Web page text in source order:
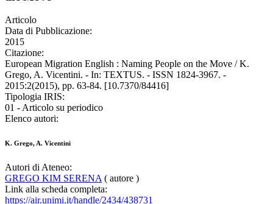
Articolo
Data di Pubblicazione:
2015
Citazione:
European Migration English : Naming People on the Move / K.
Grego, A. Vicentini. - In: TEXTUS. - ISSN 1824-3967. -
2015:2(2015), pp. 63-84. [10.7370/84416]
Tipologia IRIS:
01 - Articolo su periodico
Elenco autori:
K. Grego, A. Vicentini
Autori di Ateneo:
GREGO KIM SERENA ( autore )
Link alla scheda completa:
https://air.unimi.it/handle/2434/438731